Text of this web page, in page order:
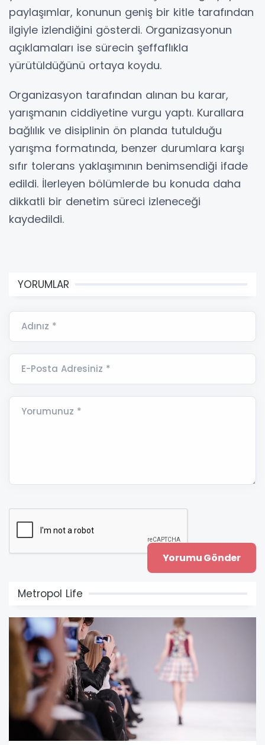
paylaşımlar, konunun geniş bir kitle tarafından
ilgiyle izlendiğini gösterdi. Organizasyonun
açıklamaları ise sürecin şeffaflıkla
yürütüldüğünü ortaya koydu.
Organizasyon tarafından alınan bu karar,
yarışmanın ciddiyetine vurgu yaptı. Kurallara
bağlılık ve disiplinin ön planda tutulduğu
yarışma formatında, benzer durumlara karşı
sıfır tolerans yaklaşımının benimsendiği ifade
edildi. İlerleyen bölümlerde bu konuda daha
dikkatli bir denetim süreci izleneceği
kaydedildi.
YORUMLAR
Adınız *
E-Posta Adresiniz *
Yorumunuz *
Metropol Life